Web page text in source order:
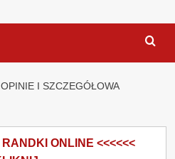
I SZCZEGÓŁOWA
ONLINE <<<<<<